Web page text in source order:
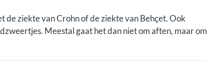
ziekte van Crohn of de ziekte van Behçet. Ook
Meestal gaat het dan niet om aften, maar om